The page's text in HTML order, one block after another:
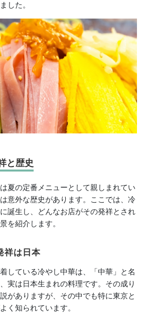
した。
と歴史
夏の定番メニューとして親しまれてい
意外な歴史があります。ここでは、冷
誕生し、どんなお店がその発祥とされ
を紹介します。
祥は日本
している冷やし中華は、「中華」と名
実は日本生まれの料理です。その成り
がありますが、その中でも特に東京と
く知られています。